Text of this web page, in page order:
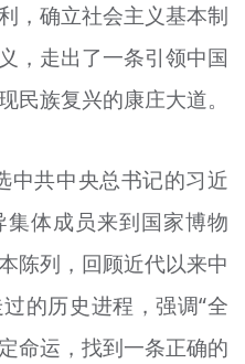
，确立社会主义基本制
，走出了一条引领中国
民族复兴的康庄大道。
中共中央总书记的习近
体成员来到国家博物
陈列，回顾近代以来中
的历史进程，强调“全
命运，找到一条正确的